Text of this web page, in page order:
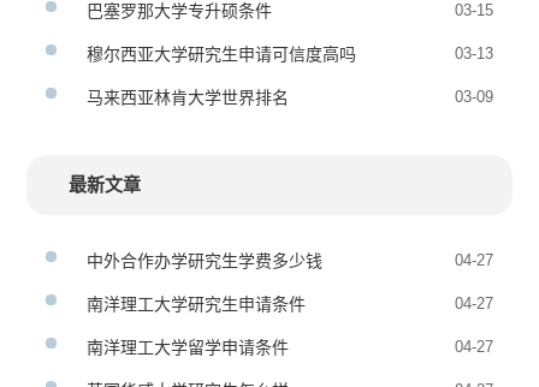
巴塞罗那大学专升硕条件 03-15
穆尔西亚大学研究生申请可信度高吗 03-13
马来西亚林肯大学世界排名 03-09
最新文章
中外合作办学研究生学费多少钱 04-27
南洋理工大学研究生申请条件 04-27
南洋理工大学留学申请条件 04-27